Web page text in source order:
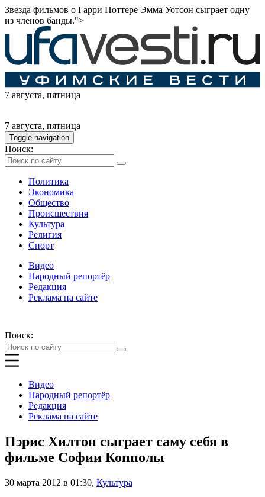
Звезда фильмов о Гарри Поттере Эмма Уотсон сыграет одну
из членов банды.">
7 августа, пятница
7 августа, пятница
Toggle navigation
Поиск:
Политика
Экономика
Общество
Происшествия
Культура
Религия
Спорт
Видео
Народный репортёр
Редакция
Реклама на сайте
Поиск:
Видео
Народный репортёр
Редакция
Реклама на сайте
Пэрис Хилтон сыграет саму себя в
фильме Софии Копполы
30 марта 2012 в 01:30, Культура